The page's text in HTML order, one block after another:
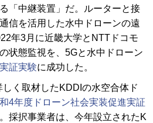
「中継装置」だ。ルーターと接
信を活用した水中ドローンの遠
年3月に近畿大学とNTTドコモ
状態監視を、5Gと水中ドローン
実証実験に成功した。
く取材したKDDIの水空合体ド
4年度ドローン社会実装促進実証
採択事業者は、今年設立されたK